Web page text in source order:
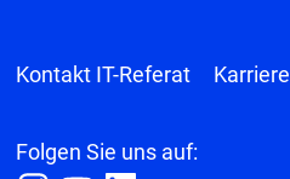
Kontakt IT-Referat Karriere
Folgen Sie uns auf: